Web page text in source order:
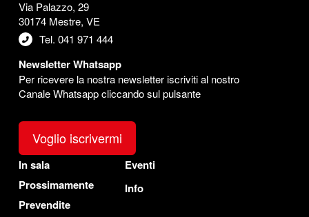
Via Palazzo, 29
30174 Mestre, VE
Tel. 041 971 444
Newsletter Whatsapp
Per ricevere la nostra newsletter iscriviti al nostro
Canale Whatsapp cliccando sul pulsante
Voglio iscrivermi
In sala
Prossimamente
Prevendite
Eventi
Info